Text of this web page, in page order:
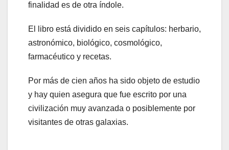
finalidad es de otra índole.
El libro está dividido en seis capítulos: herbario,
astronómico, biológico, cosmológico,
farmacéutico y recetas.
Por más de cien años ha sido objeto de estudio
y hay quien asegura que fue escrito por una
civilización muy avanzada o posiblemente por
visitantes de otras galaxias.